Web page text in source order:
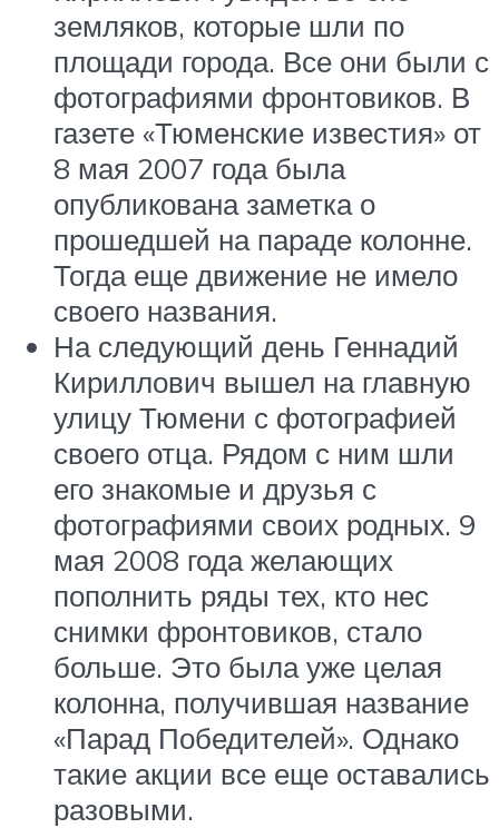
земляков, которые шли по
площади города. Все они были с
фотографиями фронтовиков. В
газете «Тюменские известия» от
8 мая 2007 года была
опубликована заметка о
прошедшей на параде колонне.
Тогда еще движение не имело
своего названия.
На следующий день Геннадий
Кириллович вышел на главную
улицу Тюмени с фотографией
своего отца. Рядом с ним шли
его знакомые и друзья с
фотографиями своих родных. 9
мая 2008 года желающих
пополнить ряды тех, кто нес
снимки фронтовиков, стало
больше. Это была уже целая
колонна, получившая название
«Парад Победителей». Однако
такие акции все еще оставались
разовыми.